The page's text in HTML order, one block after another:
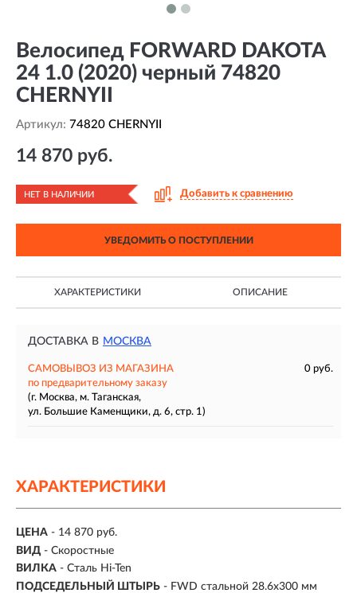
Велосипед FORWARD DAKOTA
24 1.0 (2020) черный 74820
CHERNYII
Артикул: 74820 CHERNYII
14 870 руб.
НЕТ В НАЛИЧИИ Добавить к сравнению
УВЕДОМИТЬ О ПОСТУПЛЕНИИ
ХАРАКТЕРИСТИКИ ОПИСАНИЕ
ДОСТАВКА В МОСКВА
САМОВЫВОЗ ИЗ МАГАЗИНА
0 руб.
по предварительному заказу
(г. Москва, м. Таганская,
ул. Большие Каменщики, д. 6, стр. 1)
ХАРАКТЕРИСТИКИ
ЦЕНА - 14 870 руб.
ВИД - Скоростные
ВИЛКА - Сталь Hi-Ten
ПОДСЕДЕЛЬНЫЙ ШТЫРЬ - FWD стальной 28.6x300 мм